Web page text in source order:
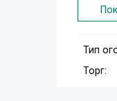
Звоните:
(099)
(097)
Тип
Торг: